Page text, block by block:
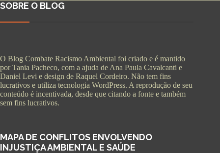
SOBRE O BLOG
O Blog Combate Racismo Ambiental foi criado e é mantido
por Tania Pacheco, com a ajuda de Ana Paula Cavalcanti e
Daniel Levi e design de Raquel Cordeiro. Não tem fins
lucrativos e utiliza tecnologia WordPress. A reprodução de seu
conteúdo é incentivada, desde que citando a fonte e também
sem fins lucrativos.
MAPA DE CONFLITOS ENVOLVENDO
INJUSTIÇA AMBIENTAL E SAÚDE